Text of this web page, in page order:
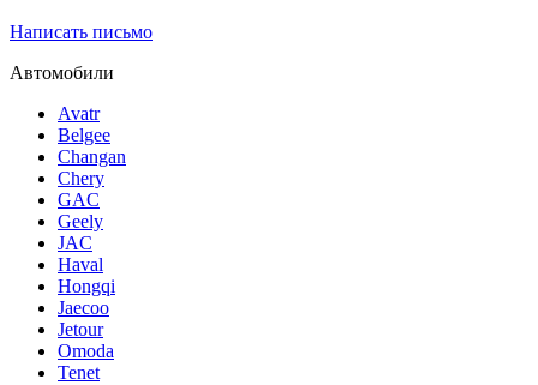
Написать письмо
Автомобили
Avatr
Belgee
Changan
Chery
GAC
Geely
JAC
Haval
Hongqi
Jaecoo
Jetour
Omoda
Tenet